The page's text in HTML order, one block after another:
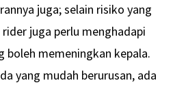
juga; selain risiko yang
juga perlu menghadapi
boleh memeningkan kepala.
yang mudah berurusan, ada